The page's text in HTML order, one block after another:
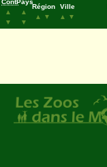
Cont.
▲
▼
Pays
▲
▼
Région
▲
▼
Ville
▲
▼